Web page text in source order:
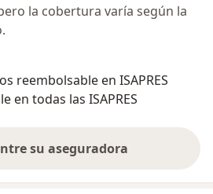
la cobertura varía según la
reembolsable en ISAPRES
en todas las ISAPRES
su aseguradora